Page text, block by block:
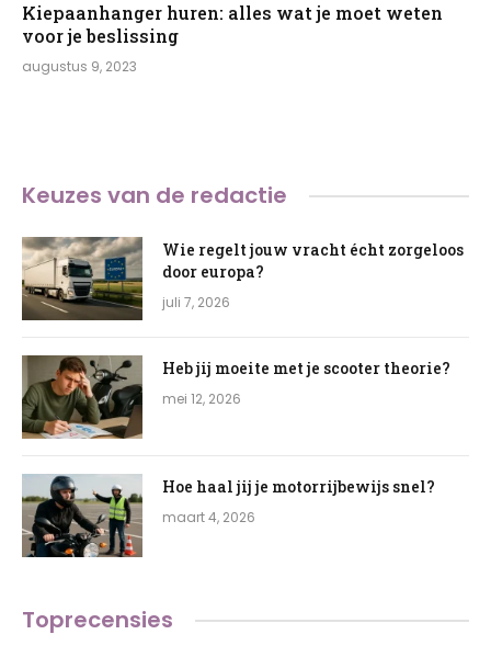
Kiepaanhanger huren: alles wat je moet weten
voor je beslissing
augustus 9, 2023
Keuzes van de redactie
Wie regelt jouw vracht écht zorgeloos
door europa?
juli 7, 2026
Heb jij moeite met je scooter theorie?
mei 12, 2026
Hoe haal jij je motorrijbewijs snel?
maart 4, 2026
Toprecensies